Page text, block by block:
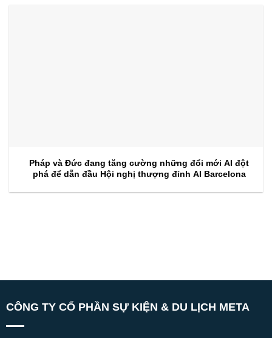
Pháp và Đức đang tăng cường những đổi mới AI đột
phá để dẫn đầu Hội nghị thượng đỉnh AI Barcelona
CÔNG TY CỔ PHẦN SỰ KIỆN & DU LỊCH META